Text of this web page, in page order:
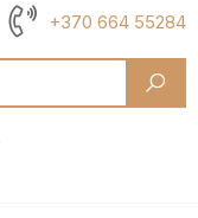
+370 664 55284